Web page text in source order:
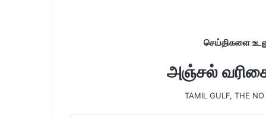
செய்திகளை
அஞ்சல்
TAMIL GULF, THE